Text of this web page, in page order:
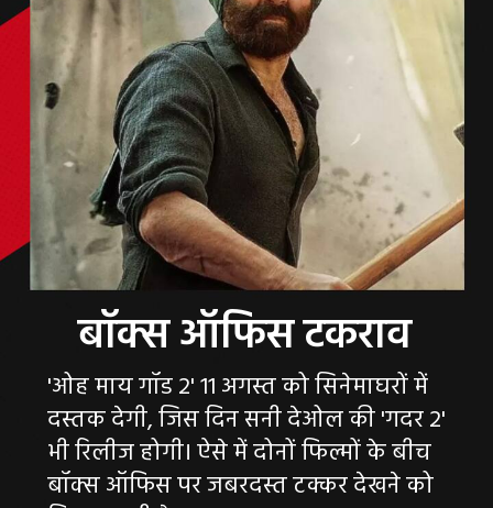
बॉक्स ऑफिस टकराव
'ओह माय गॉड 2' 11 अगस्त को सिनेमाघरों में
दस्तक देगी, जिस दिन सनी देओल की 'गदर 2'
भी रिलीज होगी। ऐसे में दोनों फिल्मों के बीच
बॉक्स ऑफिस पर जबरदस्त टक्कर देखने को